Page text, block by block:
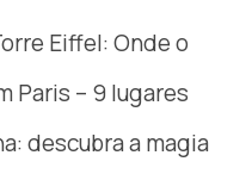
Eiffel: Onde o
Paris – 9 lugares
descubra a magia